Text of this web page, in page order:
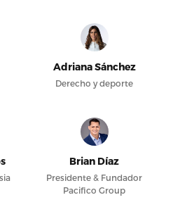
Adriana Sánchez
Derecho y deporte
Brian Díaz
Presidente & Fundador
Pacifico Group